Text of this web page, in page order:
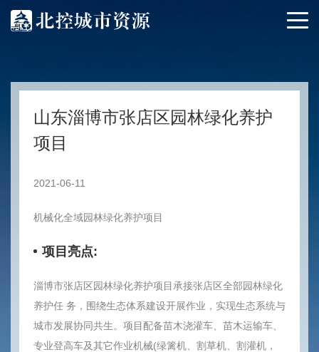
山东淄博市张店区园林绿化养护
项目
2021-06-11
机械化全域园林绿化养护项目
项目亮点:
淄博市张店区园林绿化养护项目承接张店区全部园林绿化
养护任 务，围绕生态体系建设开展作业，实现生态系统与
城市发展协同共生。项目配备苗木浇灌车、苗木运输车、
专业登高车及其它作业机械(绿篱机、割草机、割灌机，